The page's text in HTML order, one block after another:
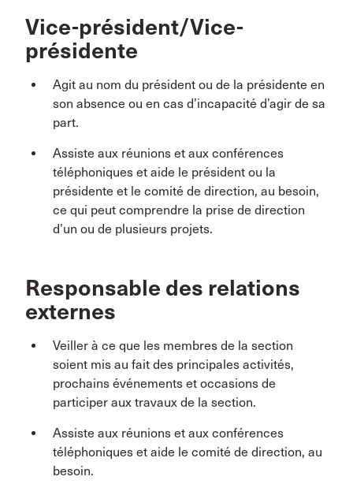
Vice-président/Vice-
présidente
Agit au nom du président ou de la présidente en
son absence ou en cas d’incapacité d’agir de sa
part.
Assiste aux réunions et aux conférences
téléphoniques et aide le président ou la
présidente et le comité de direction, au besoin,
ce qui peut comprendre la prise de direction
d’un ou de plusieurs projets.
Responsable des relations
externes
Veiller à ce que les membres de la section
soient mis au fait des principales activités,
prochains événements et occasions de
participer aux travaux de la section.
Assiste aux réunions et aux conférences
téléphoniques et aide le comité de direction, au
besoin.